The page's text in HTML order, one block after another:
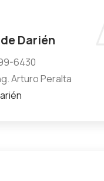
Darién
6430
Arturo Peralta